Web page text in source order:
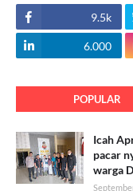
9.5k
6.000
POPULAR
Icah
pacar
warga